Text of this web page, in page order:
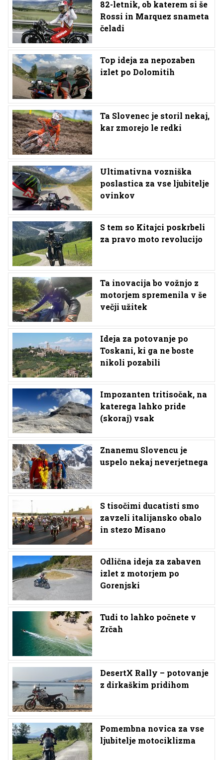
82-letnik, ob katerem si še
Rossi in Marquez snameta
čeladi
Top ideja za nepozaben
izlet po Dolomitih
Ta Slovenec je storil nekaj,
kar zmorejo le redki
Ultimativna vozniška
poslastica za vse ljubitelje
ovinkov
S tem so Kitajci poskrbeli
za pravo moto revolucijo
Ta inovacija bo vožnjo z
motorjem spremenila v še
večji užitek
Ideja za potovanje po
Toskani, ki ga ne boste
nikoli pozabili
Impozanten tritisočak, na
katerega lahko pride
(skoraj) vsak
Znanemu Slovencu je
uspelo nekaj neverjetnega
S tisočimi ducatisti smo
zavzeli italijansko obalo
in stezo Misano
Odlična ideja za zabaven
izlet z motorjem po
Gorenjski
Tudi to lahko počnete v
Zrčah
DesertX Rally – potovanje
z dirkaškim pridihom
Pomembna novica za vse
ljubitelje motociklizma